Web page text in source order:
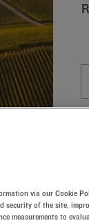
via our Cookie
security of the site,
measurements to